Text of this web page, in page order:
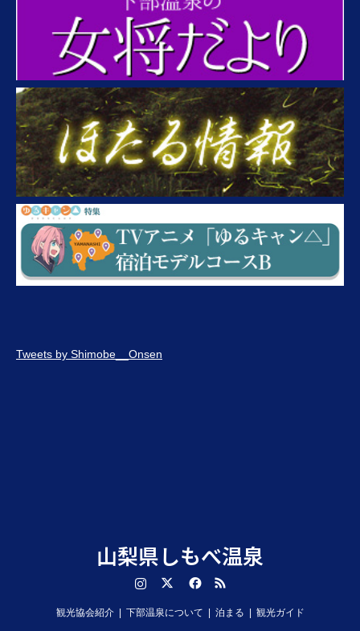
Tweets by Shimobe__Onsen
山梨県しもべ温泉
RSS
観光協会紹介 下部温泉について 泊まる 観光ガイド